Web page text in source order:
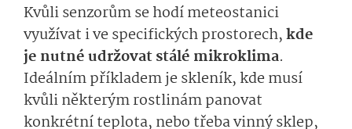
Kvůlisenzorůmse hodímeteostanici
využívat i ve specifických prostorech,kde
je nutné udržovat stálé mikroklima.
Ideálním příkladem je skleník, kde musí
kvůli některým rostlinám panovat
konkrétní teplota, nebo třeba vinný sklep,